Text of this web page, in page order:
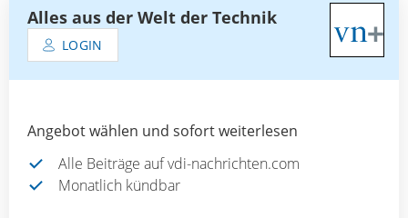
Alles aus der Welt der Technik
LOGIN
Angebot wählen und sofort weiterlesen
Alle Beiträge auf vdi-nachrichten.com
Monatlich kündbar